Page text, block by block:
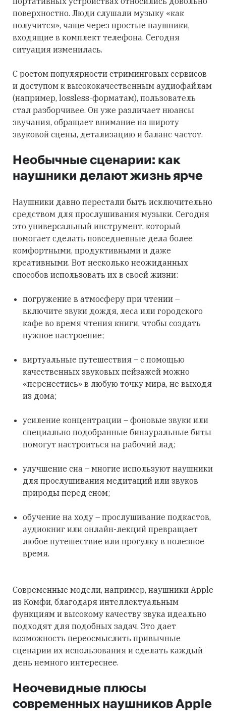
поверхностно. Люди слушали музыку «как
получится», чаще через простые наушники,
входящие в комплект телефона. Сегодня
ситуация изменилась.
С ростом популярности стриминговых сервисов
и доступом к высококачественным аудиофайлам
(например, lossless-форматам), пользователь
стал разборчивее. Он уже различает нюансы
звучания, обращает внимание на широту
звуковой сцены, детализацию и баланс частот.
Необычные сценарии: как
наушники делают жизнь ярче
Наушники давно перестали быть исключительно
средством для прослушивания музыки. Сегодня
это универсальный инструмент, который
помогает сделать повседневные дела более
комфортными, продуктивными и даже
креативными. Вот несколько неожиданных
способов использовать их в своей жизни:
погружение в атмосферу при чтении –
включите звуки дождя, леса или городского
кафе во время чтения книги, чтобы создать
нужное настроение;
виртуальные путешествия – с помощью
качественных звуковых пейзажей можно
«перенестись» в любую точку мира, не выходя
из дома;
усиление концентрации – фоновые звуки или
специально подобранные бинауральные биты
помогут настроиться на рабочий лад;
улучшение сна – многие используют наушники
для прослушивания медитаций или звуков
природы перед сном;
обучение на ходу – прослушивание подкастов,
аудиокниг или онлайн-лекций превращает
любое путешествие или прогулку в полезное
время.
Современные модели, например, наушники Apple
из Комфи, благодаря интеллектуальным
функциям и высокому качеству звука идеально
подходят для подобных задач. Это дает
возможность переосмыслить привычные
сценарии их использования и сделать каждый
день немного интереснее.
Неочевидные плюсы
современных наушников Apple